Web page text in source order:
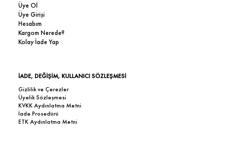
Üye Ol
Üye Girişi
Hesabım
Kargom Nerede?
Kolay İade Yap
İADE, DEĞİŞİM, KULLANICI SÖZLEŞMESİ
Gizlilik ve Çerezler
Üyelik Sözleşmesi
KVKK Aydınlatma Metni
İade Prosedürü
ETK Aydınlatma Metni